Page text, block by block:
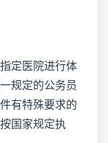
定医院进行体
规定的公务员
有特殊要求的
国家规定执